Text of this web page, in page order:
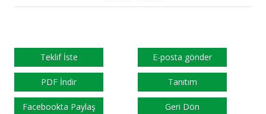
Teklif İste E-posta gönder
PDF İndir Tanıtım
Facebookta Paylaş Geri Dön